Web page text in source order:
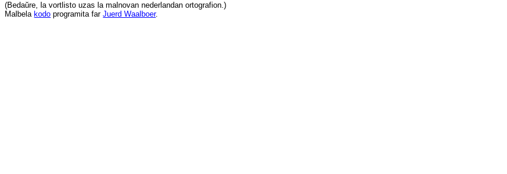
(Bedaŭre, la vortlisto uzas la malnovan nederlandan ortografion.)
Malbela kodo programita far Juerd Waalboer.